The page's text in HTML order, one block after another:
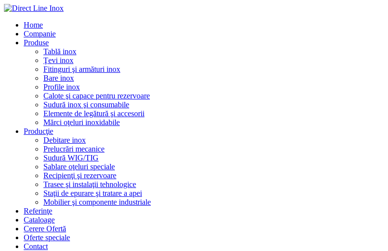
Home
Companie
Produse
Tablă inox
Ţevi inox
Fitinguri şi armături inox
Bare inox
Profile inox
Calote şi capace pentru rezervoare
Sudură inox şi consumabile
Elemente de legătură şi accesorii
Mărci oţeluri inoxidabile
Producţie
Debitare inox
Prelucrări mecanice
Sudură WIG/TIG
Sablare oţeluri speciale
Recipienţi şi rezervoare
Trasee şi instalaţii tehnologice
Staţii de epurare şi tratare a apei
Mobilier şi componente industriale
Referinţe
Cataloage
Cerere Ofertă
Oferte speciale
Contact